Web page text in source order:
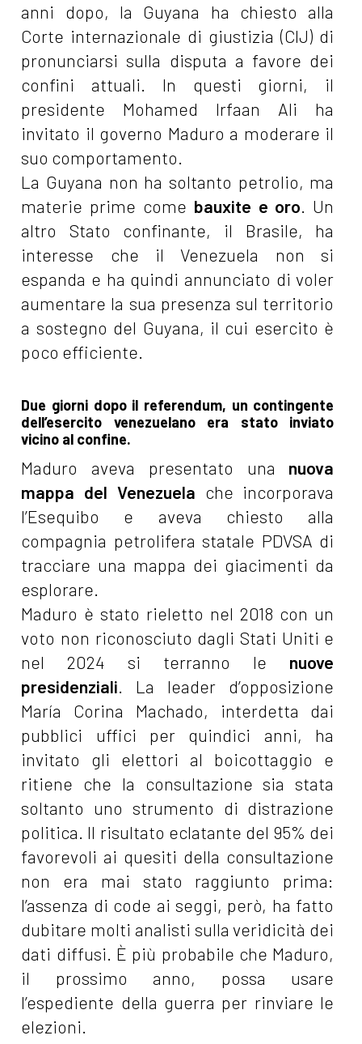
anni dopo, la Guyana ha chiesto alla
Corte internazionale di giustizia (CIJ) di
pronunciarsi sulla disputa a favore dei
confini attuali. In questi giorni, il
presidente Mohamed Irfaan Ali ha
invitato il governo Maduro a moderare il
suo comportamento.
La Guyana non ha soltanto petrolio, ma
materie prime come bauxite e oro . Un
altro Stato confinante, il Brasile, ha
interesse che il Venezuela non si
espanda e ha quindi annunciato di voler
aumentare la sua presenza sul territorio
a sostegno del Guyana, il cui esercito è
poco efficiente.
Due giorni dopo il referendum, un contingente
dell’esercito venezuelano era stato inviato
vicino al confine.
Maduro aveva presentato una nuova
mappa del Venezuela che incorporava
l’Esequibo e aveva chiesto alla
compagnia petrolifera statale PDVSA di
tracciare una mappa dei giacimenti da
esplorare.
Maduro è stato rieletto nel 2018 con un
voto non riconosciuto dagli Stati Uniti e
nel 2024 si terranno le nuove
presidenziali . La leader d’opposizione
María Corina Machado, interdetta dai
pubblici uffici per quindici anni, ha
invitato gli elettori al boicottaggio e
ritiene che la consultazione sia stata
soltanto uno strumento di distrazione
politica. Il risultato eclatante del 95% dei
favorevoli ai quesiti della consultazione
non era mai stato raggiunto prima:
l’assenza di code ai seggi, però, ha fatto
dubitare molti analisti sulla veridicità dei
dati diffusi. È più probabile che Maduro,
il prossimo anno, possa usare
l’espediente della guerra per rinviare le
elezioni.